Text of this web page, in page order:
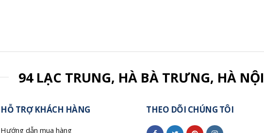
94 LẠC TRUNG, HÀ BÀ TRƯNG, HÀ NỘI
HỖ TRỢ KHÁCH HÀNG
Hướng dẫn mua hàng
THEO DÕI CHÚNG TÔI